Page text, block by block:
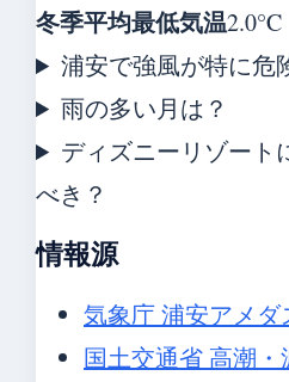
冬季平均最低気温2.0°C
浦安で強風が特に危
雨の多い月は？
ディズニーリゾート
べき？
情報源
気象庁 浦安アメダ
国土交通省 高潮・